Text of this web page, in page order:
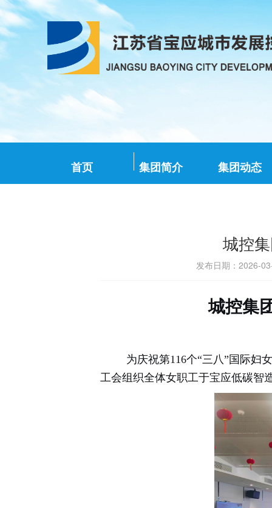
首页 集团简介 集团动态
城控
发布日期：2026-
城控集
为庆祝第116个“三八”国际妇
工会组织全体女职工于宝应低碳智